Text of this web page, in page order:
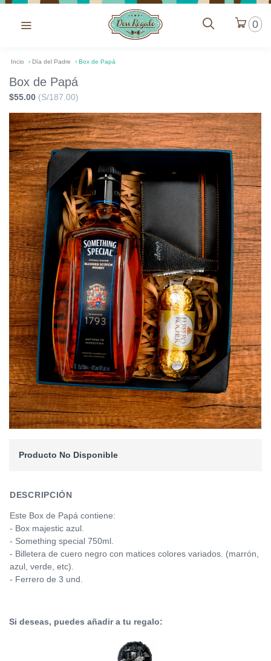
0
Incio › Día del Padre › Box de Papá
Box de Papá
$55.00 (S/187.00)
Producto No Disponible
DESCRIPCIÓN
Este Box de Papá contiene:
- Box majestic azul.
- Something special 750ml.
- Billetera de cuero negro con matices colores variados. (marrón,
azul, verde, etc).
- Ferrero de 3 und.
Si deseas, puedes añadir a tu regalo: